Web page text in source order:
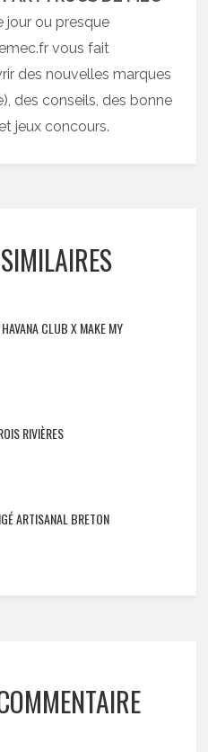
jour ou presque
vous fait
des nouvelles marques
des conseils, des bonne
jeux concours.
CLUB X MAKE MY
RIVIÈRES
ARTISANAL BRETON